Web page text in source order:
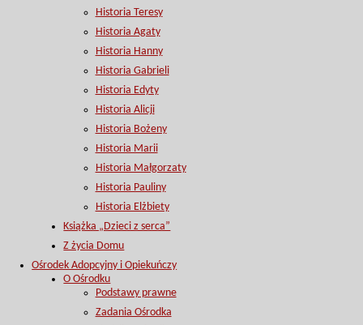
Historia Teresy
Historia Agaty
Historia Hanny
Historia Gabrieli
Historia Edyty
Historia Alicji
Historia Bożeny
Historia Marii
Historia Małgorzaty
Historia Pauliny
Historia Elżbiety
Książka „Dzieci z serca”
Z życia Domu
Ośrodek Adopcyjny i Opiekuńczy
O Ośrodku
Podstawy prawne
Zadania Ośrodka